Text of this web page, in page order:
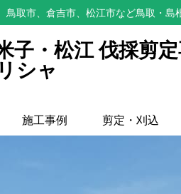
鳥取市、倉吉市、松江市など鳥取・
子・松江 伐採剪
シャ
施工事例 剪定・刈込